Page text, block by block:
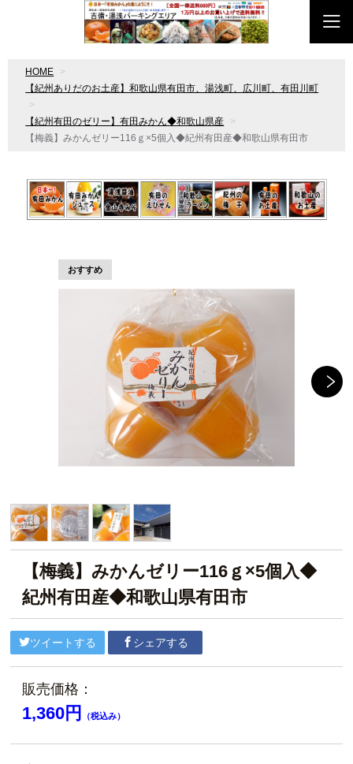
HOME
【紀州ありだのお土産】和歌山県有田市、湯浅町、広川町、有田川町
【紀州有田のゼリー】有田みかん◆和歌山県産
【梅義】みかんゼリー116ｇ×5個入◆紀州有田産◆和歌山県有田市
【梅義】みかんゼリー116ｇ×5個入◆
紀州有田産◆和歌山県有田市
ツイートする シェアする
販売価格：
1,360円 （税込み）